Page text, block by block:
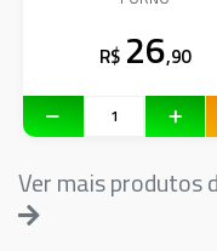
R$ 26,90
Ver mais produtos